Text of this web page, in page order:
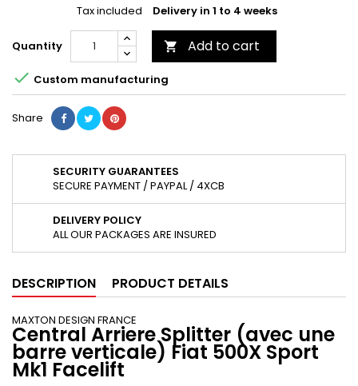
Tax included Delivery in 1 to 4 weeks
Quantity  Add to cart
 Custom manufacturing
Share
SECURITY GUARANTEES
SECURE PAYMENT / PAYPAL / 4XCB
DELIVERY POLICY
ALL OUR PACKAGES ARE INSURED
DESCRIPTION PRODUCT DETAILS
MAXTON DESIGN FRANCE
Central Arriere Splitter (avec une
barre verticale) Fiat 500X Sport
Mk1 Facelift